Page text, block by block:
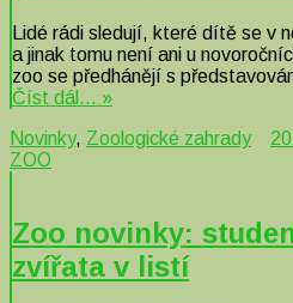
Lidé rádi sledují, které dítě se v
a jinak tomu není ani u
zoo se předhánějí s
Číst dál… »
Novinky, Zoologické zahrady
ZOO
Zoo novinky:
zvířata v listí